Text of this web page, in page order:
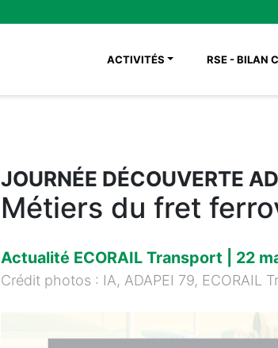
ACTIVITÉS RSE - BILAN
JOURNÉE DÉCOUVERTE
Métiers du fret
Actualité ECORAIL Transport | 22
Crédit photos : IA, ADAPEI 79, ECORAIL